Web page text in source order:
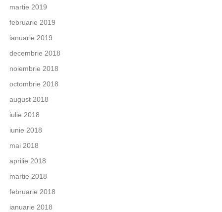
martie 2019
februarie 2019
ianuarie 2019
decembrie 2018
noiembrie 2018
octombrie 2018
august 2018
iulie 2018
iunie 2018
mai 2018
aprilie 2018
martie 2018
februarie 2018
ianuarie 2018